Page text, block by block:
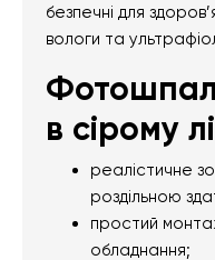
безпечні для
вологи та
в сірому
реалістичне
роздільною
простий
обладнання;